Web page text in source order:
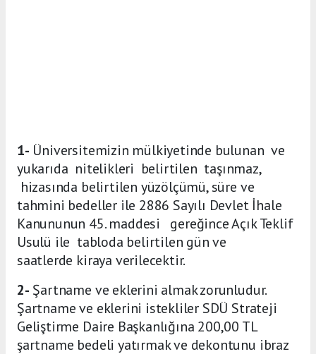
1- Üniversitemizin mülkiyetinde bulunan ve
yukarıda nitelikleri belirtilen taşınmaz,
hizasında belirtilen yüzölçümü, süre ve
tahmini bedeller ile 2886 Sayılı Devlet İhale
Kanununun 45. maddesi gereğince Açık Teklif
Usulü ile tabloda belirtilen gün ve
saatlerde kiraya verilecektir.
2- Şartname ve eklerini almak zorunludur.
Şartname ve eklerini istekliler SDÜ Strateji
Geliştirme Daire Başkanlığına 200,00 TL
şartname bedeli yatırmak ve dekontunu ibraz